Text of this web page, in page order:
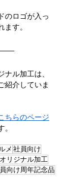
のロゴが入っ
す。
ナル加工は、
紹介していま
ちらのページ
メ 社員向け
オリジナル加工
向け周年記念品